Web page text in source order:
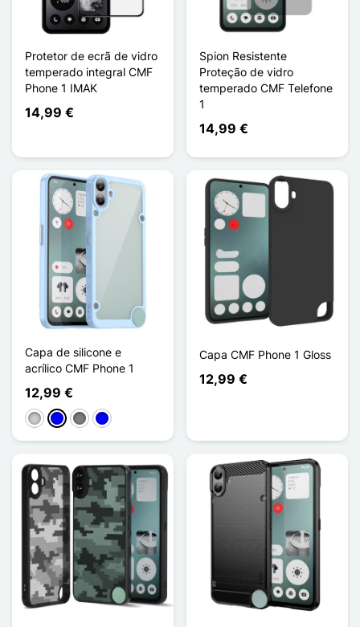
Protetor de ecrã de vidro
temperado integral CMF
Phone 1 IMAK
14,99 €
Spion Resistente
Proteção de vidro
temperado CMF Telefone
1
14,99 €
Capa de silicone e
acrílico CMF Phone 1
12,99 €
Transparente
AzulGris Transparent
Bleu Transparent
Capa CMF Phone 1 Gloss
12,99 €